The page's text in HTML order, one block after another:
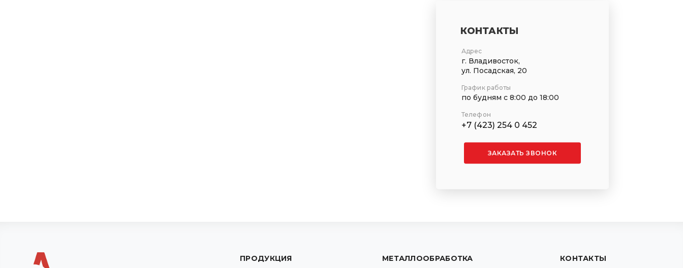
КОНТАКТЫ
Адрес
г. Владивосток,
ул. Посадская, 20
График работы
по будням с 8:00 до 18:00
Телефон
+7 (423) 254 0 452
ЗАКАЗАТЬ ЗВОНОК
ПРОДУКЦИЯ МЕТАЛЛООБРАБОТКА КОНТАКТЫ